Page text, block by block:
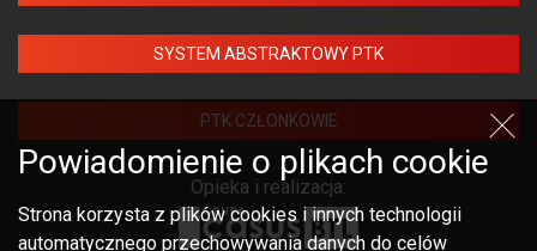
SYSTEM ABSTRAKTOWY PTK
PTK CZŁONKOWIE
Opieka i realizacja:
Powiadomienie o plikach cookie
Strona korzysta z plików cookies i innych technologii
automatycznego przechowywania danych do celów